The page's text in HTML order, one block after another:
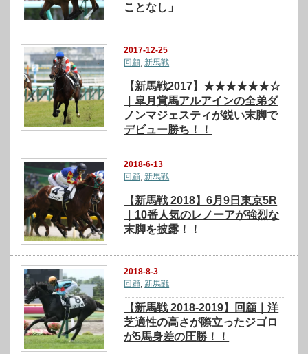
ことなし」
2017-12-25
回顧 新馬戦
【新馬戦2017】★★★★★★☆
｜皐月賞馬アルアインの全弟ダ
ノンマジェスティが鋭い末脚で
デビュー勝ち！！
2018-6-13
回顧 新馬戦
【新馬戦 2018】6月9日東京5R
｜10番人気のレノーアが強烈な
末脚を披露！！
2018-8-3
回顧, 新馬戦
【新馬戦 2018-2019】回顧｜洋
芝適性の高さが際立ったジゴロ
が5馬身差の圧勝！！